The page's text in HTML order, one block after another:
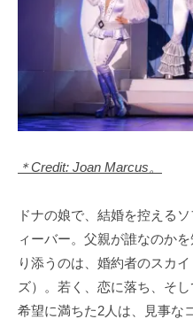
＊Credit: Joan Marcus。
ドナの娘で、結婚を控える
ィーバー。父親が誰なのか
り添うのは、婚約者のスカ
ズ）。若く、恋に落ち、そ
希望に満ちた2人は、見事な